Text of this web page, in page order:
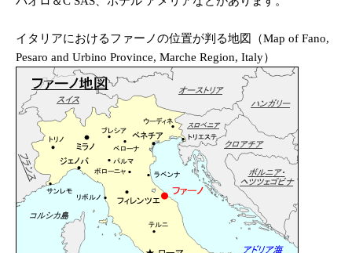
イタリアにおけるファーノの位置が判る地図（Map of Fano,
Pesaro and Urbino Province, Marche Region, Italy）